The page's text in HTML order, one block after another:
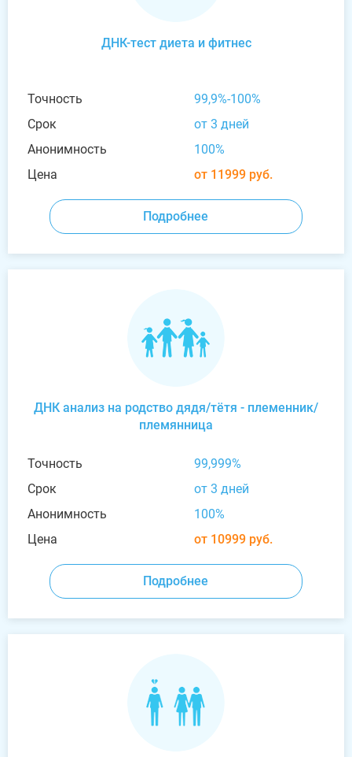
ДНК-тест диета и фитнес
Точность
99,9%-100%
Срок
от 3 дней
Анонимность
100%
Цена
от 11999 руб.
Подробнее
ДНК анализ на родство дядя/тётя - племенник/
племянница
Точность
99,999%
Срок
от 3 дней
Анонимность
100%
Цена
от 10999 руб.
Подробнее